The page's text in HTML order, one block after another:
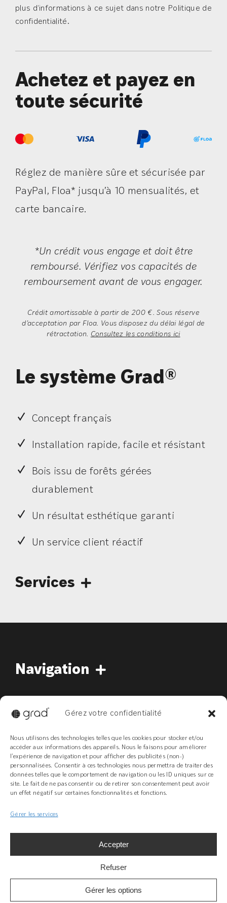
Gérez votre confidentialité
Nous utilisons des technologies telles que les cookies pour stocker et/ou
accéder aux informations des appareils. Nous le faisons pour améliorer
l’expérience de navigation et pour afficher des publicités (non-)
personnalisées. Consentir à ces technologies nous permettra de traiter des
données telles que le comportement de navigation ou les ID uniques sur ce
site. Le fait de ne pas consentir ou de retirer son consentement peut avoir
un effet négatif sur certaines fonctionnalités et fonctions.
Gérer les services
Accepter
Refuser
Gérer les options
plus d’informations à ce sujet dans notre Politique de
confidentialité.
Achetez et payez en
toute sécurité
Réglez de manière sûre et sécurisée par
PayPal, Floa* jusqu’à 10 mensualités, et
carte bancaire.
*Un crédit vous engage et doit être
remboursé. Vérifiez vos capacités de
remboursement avant de vous engager.
Crédit amortissable à partir de 200 €. Sous réserve
d’acceptation par Floa. Vous disposez du délai légal de
rétractation. Consultez les conditions ici
Le système Grad®
Concept français
Installation rapide, facile et résistant
Bois issu de forêts gérées
durablement
Un résultat esthétique garanti
Un service client réactif
Services
Support technique
FAQ
Navigation
Concept
+ 33(0)3 89 58 45 45
Z.I Bois l’Abbesse, 68660 Lièpvre
grad-system.com
Légal